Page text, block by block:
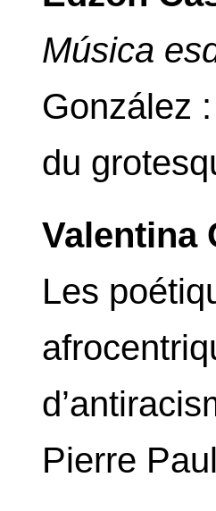
Música
González
du
Valentina
Les
Pierre Paul